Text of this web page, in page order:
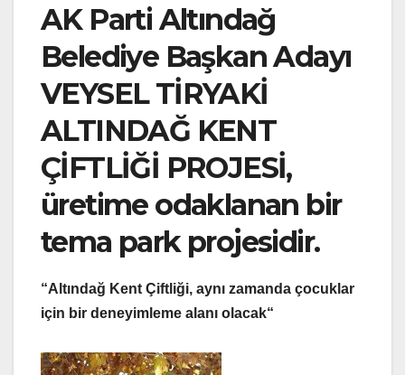
AK Parti Altındağ
Belediye Başkan Adayı
VEYSEL TİRYAKİ
ALTINDAĞ KENT
ÇİFTLİĞİ PROJESİ,
üretime odaklanan bir
tema park projesidir.
“Altındağ Kent Çiftliği, aynı zamanda çocuklar
için bir deneyimleme alanı olacak“